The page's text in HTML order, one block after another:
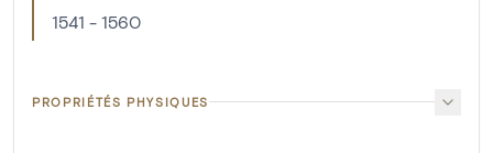
1541 - 1560
PROPRIÉTÉS PHYSIQUES